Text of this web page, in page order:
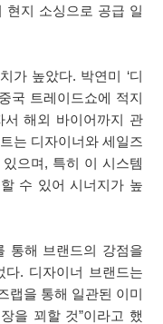
현지 소싱으로 공급 일
가 높았다. 박연미 ‘디
국 트레이드쇼에 적지
서 해외 바이어까지 관
는 디자이너와 세일즈
으며, 특히 이 시스템
수 있어 시너지가 높
통해 브랜드의 강점을
다. 디자이너 브랜드는
랩을 통해 일관된 이미
을 꾀할 것”이라고 했